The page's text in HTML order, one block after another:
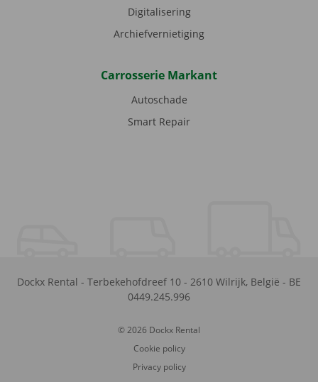
Digitalisering
Archiefvernietiging
Carrosserie Markant
Autoschade
Smart Repair
Dockx Rental - Terbekehofdreef 10 - 2610 Wilrijk, België - BE
0449.245.996
© 2026 Dockx Rental
Cookie policy
Privacy policy